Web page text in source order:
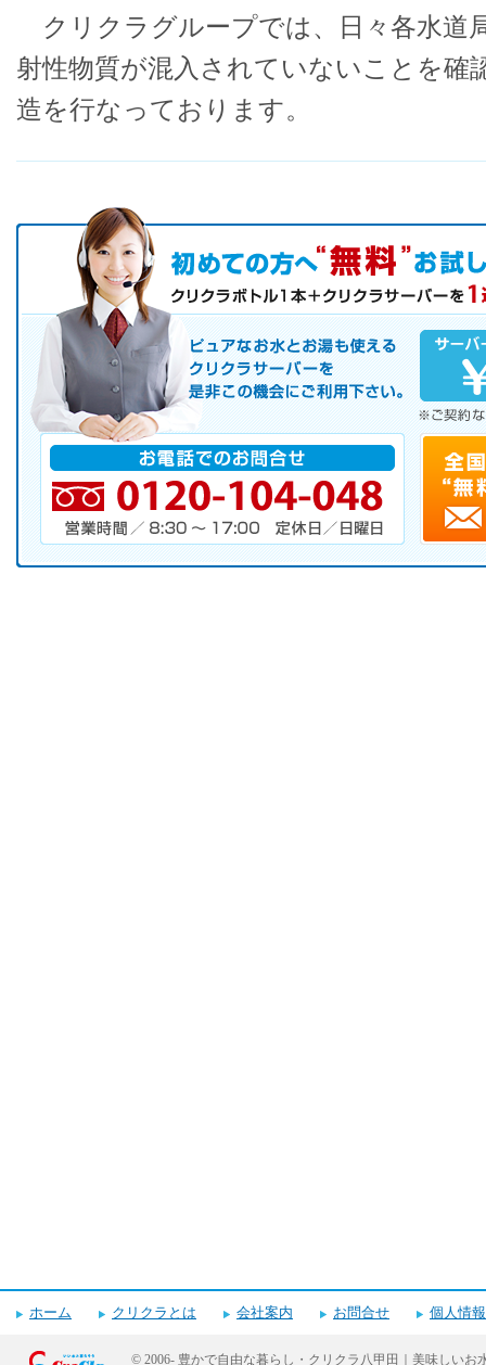
クリクラグループでは、日々各水道
射性物質が混入されていないことを確
造を行なっております。
初めての方へ キャンペーン実施中！
お気軽にお申し込み下さい。
ピュアなお水とお湯も使えるクリクラサーバーを是非この機会にご
サーバレンタル
ご自宅まで配送
※ご契約なさらなくても結構です。
お電話でのお問合せ
ホーム クリクラとは 会社案内 お問合せ 個人情
© 2006- 豊かで自由な暮らし・クリクラ八甲田｜美味しいお